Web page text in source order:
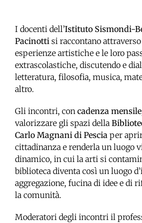
I docenti dell’Istituto Sismondi-
Pacinotti si raccontano
esperienze artistiche e le loro
extrascolastiche, discutendo e
letteratura, filosofia, musica,
altro.
Gli incontri, con cadenza mensile
valorizzare gli spazi della
Carlo Magnani di Pescia per
cittadinanza e renderla un luogo
dinamico, in cui la arti si
biblioteca diventa così un luogo
aggregazione, fucina di idee e di
la comunità.
Moderatori degli incontri il